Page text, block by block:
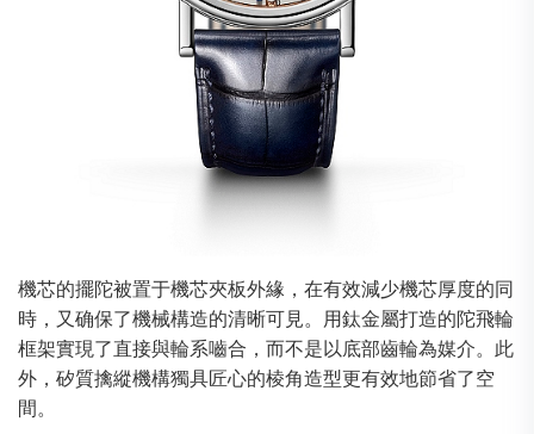
機芯的擺陀被置于機芯夾板外緣，在有效減少機芯厚度的同
時，又确保了機械構造的清晰可見。用鈦金屬打造的陀飛輪
框架實現了直接與輪系嚙合，而不是以底部齒輪為媒介。此
外，矽質擒縱機構獨具匠心的棱角造型更有效地節省了空
間。